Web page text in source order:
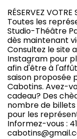
RÉSERVEZ VOTRE
Toutes les
Studio-Théâtre
dès maintenant
Consultez le site
Instagram pour
afin d'être à
saison proposée
Cabotins. Avez-
cadeau? Des
nombre de
pour les
Informez-vous :